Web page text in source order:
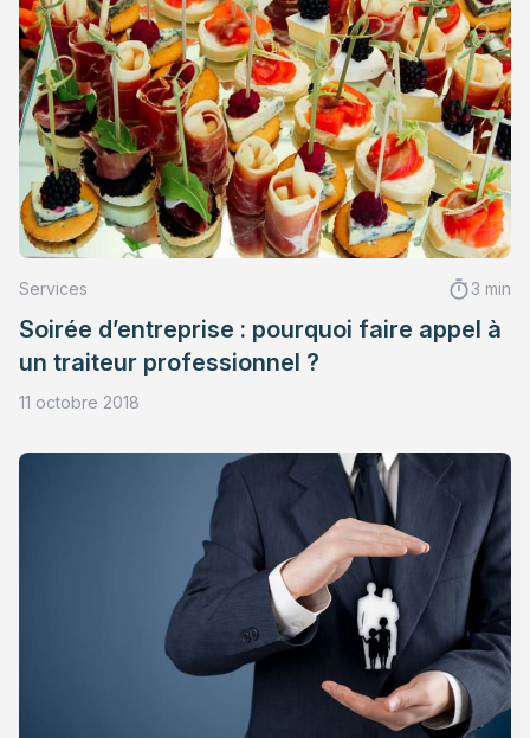
Services 3 min
Soirée d’entreprise : pourquoi faire appel à
un traiteur professionnel ?
11 octobre 2018